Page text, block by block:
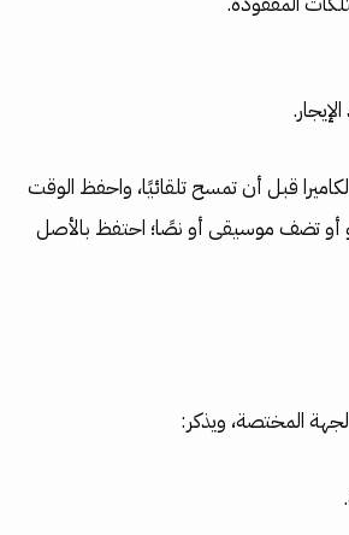
قبل أن تمسح تلقائيًا، واحفظ الوقت
أو تضف موسيقى أو نصًا؛ احتفظ بالأصل
المختصة، ويذكر: